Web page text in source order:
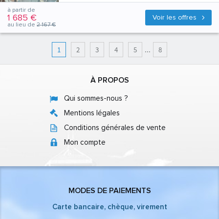
Voir les offres
à partir de
1 685 €
au lieu de 2 167 €
1 2 3 4 5 ... 8
À PROPOS
Qui sommes-nous ?
Mentions légales
Conditions générales de vente
Mon compte
MODES DE PAIEMENTS
Carte bancaire, chèque, virement